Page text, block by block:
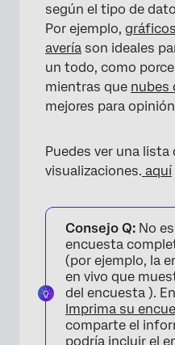
según el tipo de
Por ejemplo,
avería son ideales
un todo, como
mientras que nubes
mejores para
Puedes ver una lista
visualizaciones. aquí
Consejo Q: No
encuesta
(por ejemplo, la
en vivo que
del encuesta ).
Imprima su
comparte el
podría incluir el